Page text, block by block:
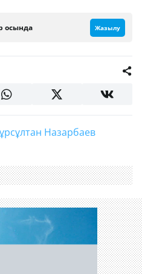
осында Жазылу
#Нұрсұлтан Назарбаев